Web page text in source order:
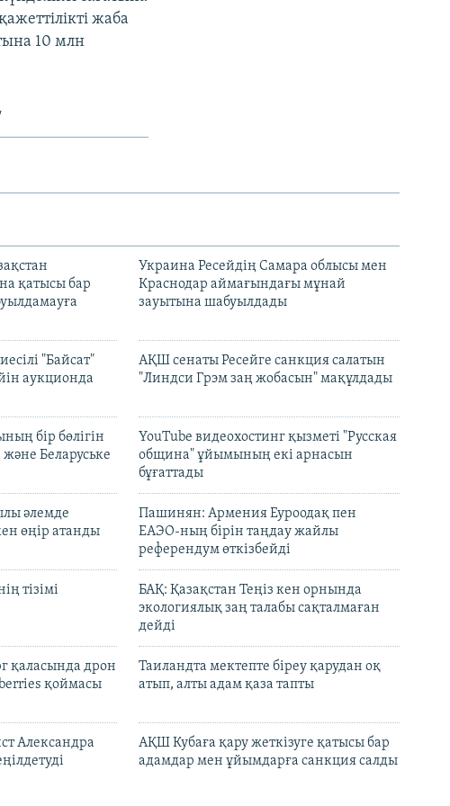
жаба
10 млн
қатысы бар
Украина Ресейдің Самара облысы мен
Краснодар аймағындағы мұнай
зауытына шабуылдады
"Байсат"
аукционда
АҚШ сенаты Ресейге санкция салатын
"Линдси Грэм заң жобасын" мақұлдады
бір бөлігін
Беларуське
YouTube видеохостинг қызметі "Русская
община" ұйымының екі арнасын
бұғаттады
әлемде
өңір атанды
Пашинян: Армения Еуроодақ пен
ЕАЭО-ның бірін таңдау жайлы
референдум өткізбейді
тізімі
БАҚ: Қазақстан Теңіз кен орнында
экологиялық заң талабы сақталмаған
дейді
қаласында дрон
қоймасы
Таиландта мектепте біреу қарудан оқ
атып, алты адам қаза тапты
Александра
АҚШ Кубаға қару жеткізуге қатысы бар
адамдар мен ұйымдарға санкция салды